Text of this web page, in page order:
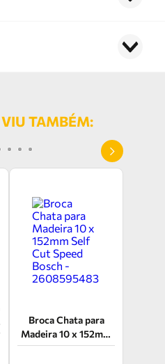
TAMBÉM:
Broca Chata para
Madeira 10 x 152mm
Self Cut Speed Bosch